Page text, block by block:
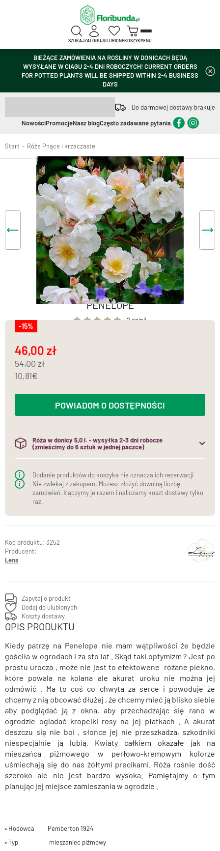
BIEŻĄCE ZAMÓWIENIA NA ROŚLINY W DONICACH BĘDĄ
WYSYŁANE W CIAGU 2-4 DNI ROBOCZYCH! CURRENT ORDERS
FOR POTTED PLANTS WILL BE SHIPPED WITHIN 2-4 BUSINESS
DAYS
Do darmowej dostawy brakuje
NowościPromocjeNasz blogCzęsto zadawane pytania.
SZUKAJZALOGUJULUBIONEKOSZYKMENU
Start Róże Pnące i krzaczaste
PENELOPE
2 opinii
3252
Producent:
Lens
Zapytaj o produkt
Dodaj do ulubionych
Koszty dostawy
OPIS PRODUKTU
Kiedy patrzę na Penelope nie mam wątpliwości że będzie
gościła w ogrodach i za sto lat . Skąd taki optymizm ? Jest po
prostu urocza , może nie jest to efektowene różane piekno,
które powala na kolana ale akurat uroku nie można jej
odmówić . Ma to coś co chwyta za serce i powoduje że
chcemy z nią obcować dłużej , że chcemy mieć ją blisko siebie
aby podglądać ją z okna, aby przechadzając się rano w
ogrodzie ogladać kropelki rosy na jej płatkach . A akurat
deszczu się nie boi , słońce jej nie przeszkadza, szkodniki
niespecjalnie ją lubią. Kwiaty całkiem okazałe jak na
mieszańca piżmowego w perłowo-kremowym kolorze
uśmiechają się do nas żółtymi precikami. Róża rośnie dość
szeroko ale nie jest bardzo wysoka. Pamiętajmy o tym
planując jej miejsce zamieszania w ogrodzie .
• Hodowca Pemberton 1924
• Typ mieszaniec piżmowy
-15%
46,00
54,00
10,81
POWIADOM O DOSTĘPNOŚCI
Róża w donicy 5,0 l. - wysyłka 2-3 dni robocze
(zmieścimy do 6 sztuk w jednej paczce)
(do jednej paczki mieścimy maksymalnie 6 sztuk róż w
Dodanie produktów do koszyka nie oznacza ich rezerwacji
Nie zwlekaj z zakupem. Możesz złożyć dowolną liczbę
zamówień. Łączymy je razem i naliczamy koszt dostawy tylko
raz.